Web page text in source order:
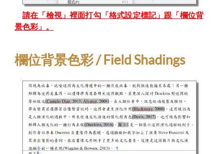
請在「檢視」裡面打勾「格式設定標記」跟「欄位背
景色彩」。
欄位背景色彩 / Field Shadings